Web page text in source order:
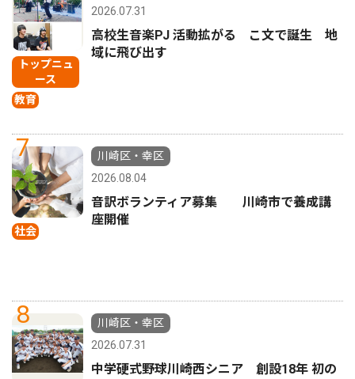
トップニュ
ース
教育
2026.07.31
高校生音楽PJ 活動拡がる こ文で誕生 地
域に飛び出す
7
社会
川崎区・幸区
2026.08.04
音訳ボランティア募集 川崎市で養成講
座開催
8
川崎区・幸区
2026.07.31
中学硬式野球川崎西シニア 創設18年 初の